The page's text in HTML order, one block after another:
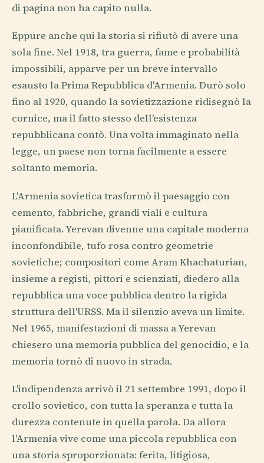
di pagina non ha capito nulla.
Eppure anche qui la storia si rifiutò di avere una
sola fine. Nel 1918, tra guerra, fame e probabilità
impossibili, apparve per un breve intervallo
esausto la Prima Repubblica d'Armenia. Durò solo
fino al 1920, quando la sovietizzazione ridisegnò la
cornice, ma il fatto stesso dell'esistenza
repubblicana contò. Una volta immaginato nella
legge, un paese non torna facilmente a essere
soltanto memoria.
L'Armenia sovietica trasformò il paesaggio con
cemento, fabbriche, grandi viali e cultura
pianificata. Yerevan divenne una capitale moderna
inconfondibile, tufo rosa contro geometrie
sovietiche; compositori come Aram Khachaturian,
insieme a registi, pittori e scienziati, diedero alla
repubblica una voce pubblica dentro la rigida
struttura dell'URSS. Ma il silenzio aveva un limite.
Nel 1965, manifestazioni di massa a Yerevan
chiesero una memoria pubblica del genocidio, e la
memoria tornò di nuovo in strada.
L'indipendenza arrivò il 21 settembre 1991, dopo il
crollo sovietico, con tutta la speranza e tutta la
durezza contenute in quella parola. Da allora
l'Armenia vive come una piccola repubblica con
una storia sproporzionata: ferita, litigiosa,